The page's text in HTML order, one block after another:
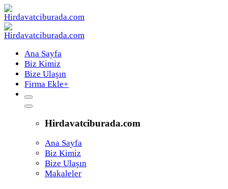
Ana Sayfa
Biz Kimiz
Bize Ulaşın
Firma Ekle+
Hirdavatciburada.com
Ana Sayfa
Biz Kimiz
Bize Ulaşın
Makaleler